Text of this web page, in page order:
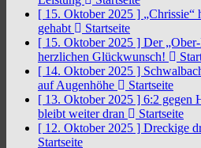
[ 15. Oktober 2025 ] „Chrissie“
gehabt
Startseite
[ 15. Oktober 2025 ] Der
herzlichen Glückwunsch!
[ 14. Oktober 2025 ]
auf Augenhöhe
Startseite
[ 13. Oktober 2025 ] 6:2 gegen
bleibt weiter dran
Startseite
[ 12. Oktober 2025 ] Dreckige
Startseite